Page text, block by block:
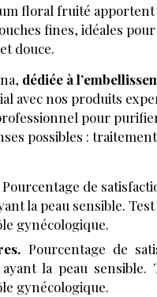
floral fruité apportent
fines, idéales
douce.
dédiée à
avec nos produits
pour
possibles :
Pourcentage de
la peau sensible.
gynécologique.
Pourcentage de
la peau
gynécologique.